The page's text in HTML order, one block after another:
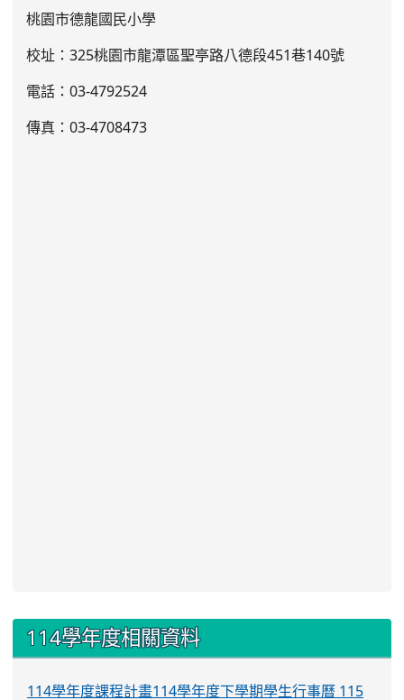
桃園市德龍國民小學
校址：325桃園市龍潭區聖亭路八德段451巷140號
電話：03-4792524
傳真：03-4708473
::: 114學年度相關資料
114學年度課程計畫114學年度下學期學生行事曆 115